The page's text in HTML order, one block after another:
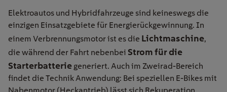
Elektroautos und Hybridfahrzeuge sind keineswegs die
einzigen Einsatzgebiete für Energierückgewinnung. In
einem Verbrennungsmotor ist es die Lichtmaschine,
die während der Fahrt nebenbei Strom für die
Starterbatterie generiert. Auch im Zweirad-Bereich
findet die Technik Anwendung: Bei speziellen E-Bikes mit
Nabenmotor (Heckantrieb) lässt sich Rekuperation